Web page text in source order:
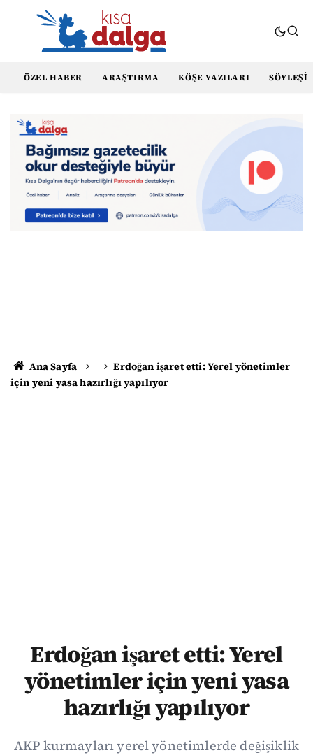
ÖZEL HABER ARAŞTIRMA KÖŞE YAZILARI SÖYLEŞI
Ana Sayfa
Erdoğan işaret etti: Yerel yönetimler
için yeni yasa hazırlığı yapılıyor
Erdoğan işaret etti: Yerel
yönetimler için yeni yasa
hazırlığı yapılıyor
AKP kurmayları yerel yönetimlerde değişiklik